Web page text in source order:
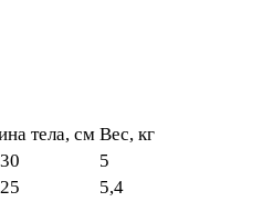
тела, см Вес, кг
5
5,4